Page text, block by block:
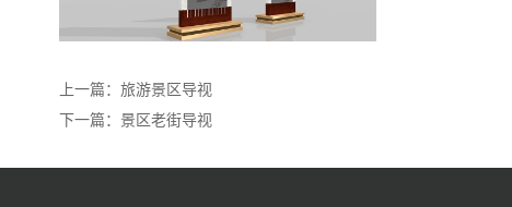
上一篇： 旅游景区导视
下一篇： 景区老街导视